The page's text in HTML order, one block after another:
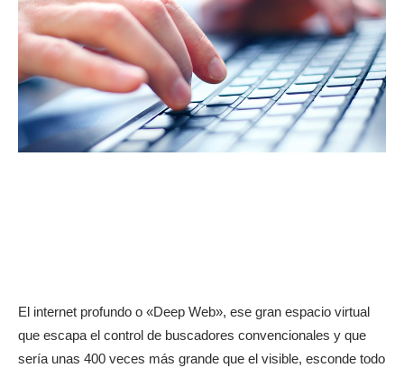
El internet profundo o «Deep Web», ese gran espacio virtual
que escapa el control de buscadores convencionales y que
sería unas 400 veces más grande que el visible, esconde todo